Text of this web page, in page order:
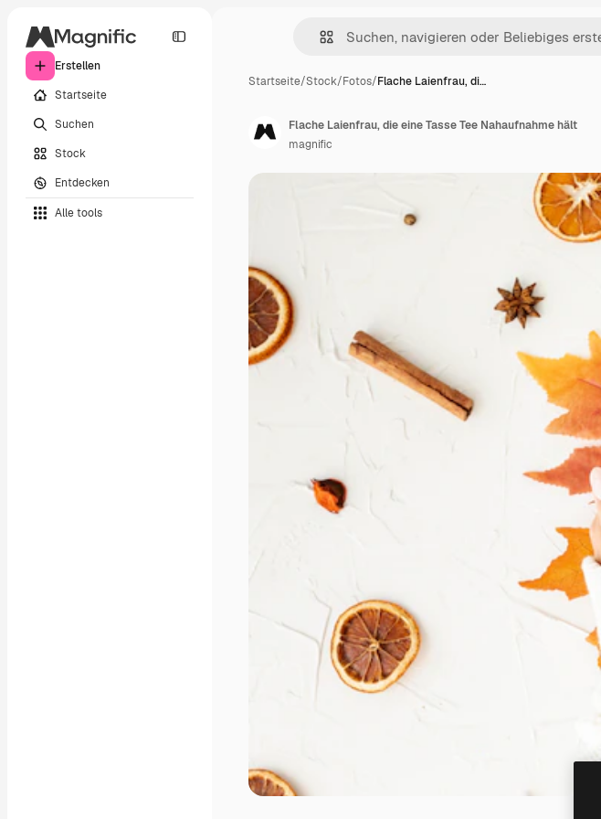
Erstellen
Startseite
Suchen
Stock
Entdecken
Alle tools
Startseite/Stock/Fotos/Flache Laienfrau, di…
Flache Laienfrau, die eine Tasse Tee Nahaufnahme hält
magnific